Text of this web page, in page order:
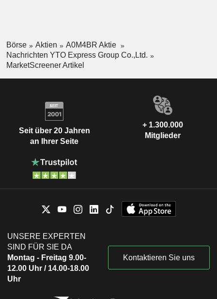
Börse Aktien
A0M4BR Aktie
Nachrichten YTO Express Group Co.,Ltd.
MarketScreener Artikel
Seit über 20 Jahren
an Ihrer Seite
+ 1.300.000
Mitglieder
UNSERE EXPERTEN
SIND FÜR SIE DA
Montag - Freitag 9.00-
12.00 Uhr / 14.00-18.00
Uhr
Kontaktieren Sie uns